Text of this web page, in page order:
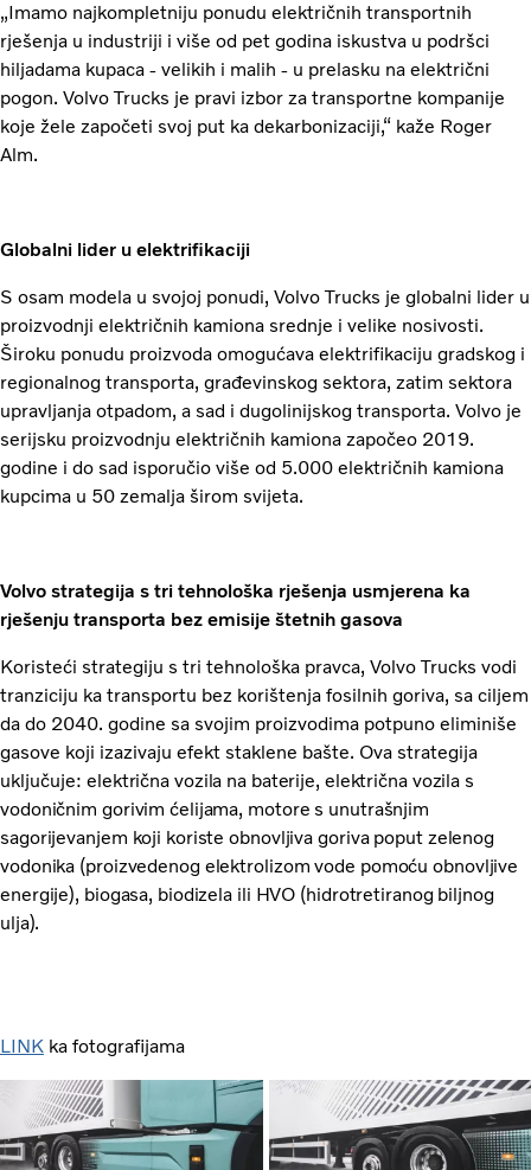
„Imamo najkompletniju ponudu električnih transportnih
rješenja u industriji i više od pet godina iskustva u podršci
hiljadama kupaca - velikih i malih - u prelasku na električni
pogon. Volvo Trucks je pravi izbor za transportne kompanije
koje žele započeti svoj put ka dekarbonizaciji,“ kaže Roger
Alm.
Globalni lider u elektrifikaciji
S osam modela u svojoj ponudi, Volvo Trucks je globalni lider u
proizvodnji električnih kamiona srednje i velike nosivosti.
Široku ponudu proizvoda omogućava elektrifikaciju gradskog i
regionalnog transporta, građevinskog sektora, zatim sektora
upravljanja otpadom, a sad i dugolinijskog transporta. Volvo je
serijsku proizvodnju električnih kamiona započeo 2019.
godine i do sad isporučio više od 5.000 električnih kamiona
kupcima u 50 zemalja širom svijeta.
Volvo strategija s tri tehnološka rješenja usmjerena ka
rješenju transporta bez emisije štetnih gasova
Koristeći strategiju s tri tehnološka pravca, Volvo Trucks vodi
tranziciju ka transportu bez korištenja fosilnih goriva, sa ciljem
da do 2040. godine sa svojim proizvodima potpuno eliminiše
gasove koji izazivaju efekt staklene bašte. Ova strategija
uključuje: električna vozila na baterije, električna vozila s
vodoničnim gorivim ćelijama, motore s unutrašnjim
sagorijevanjem koji koriste obnovljiva goriva poput zelenog
vodonika (proizvedenog elektrolizom vode pomoću obnovljive
energije), biogasa, biodizela ili HVO (hidrotretiranog biljnog
ulja).
LINK ka fotografijama